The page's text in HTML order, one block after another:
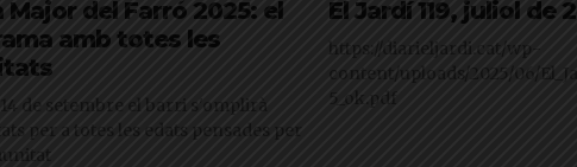
Major del Farró 2025: el
amb totes les
14 de setembre el barri s'omplirà
per a totes les edats pensades per
El Jardí 119, juliol de
https://diarieljardi.cat/wp-
content/uploads/2025/06/
5_ok.pdf